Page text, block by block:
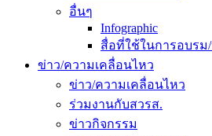
อื่นๆ
Infographic
สื่อที่ใช้ในการอบรม
ข่าว/ความเคลื่อนไหว
ข่าว/ความเคลื่อนไหว
ร่วมงานกับสวรส.
ข่าวกิจกรรม